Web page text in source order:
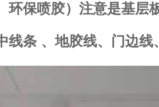
环保喷胶）注意是基层
线条 、地胶线、门边线